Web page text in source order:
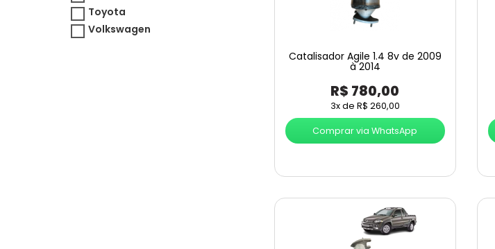
Toyota
Volkswagen
Catalisador Agile 1.4 8v de 2009
à 2014
R$ 780,00
3x de R$ 260,00
Comprar via WhatsApp